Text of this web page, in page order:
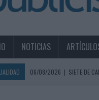
NOTICIAS
06/08/2026 | SIETE DE